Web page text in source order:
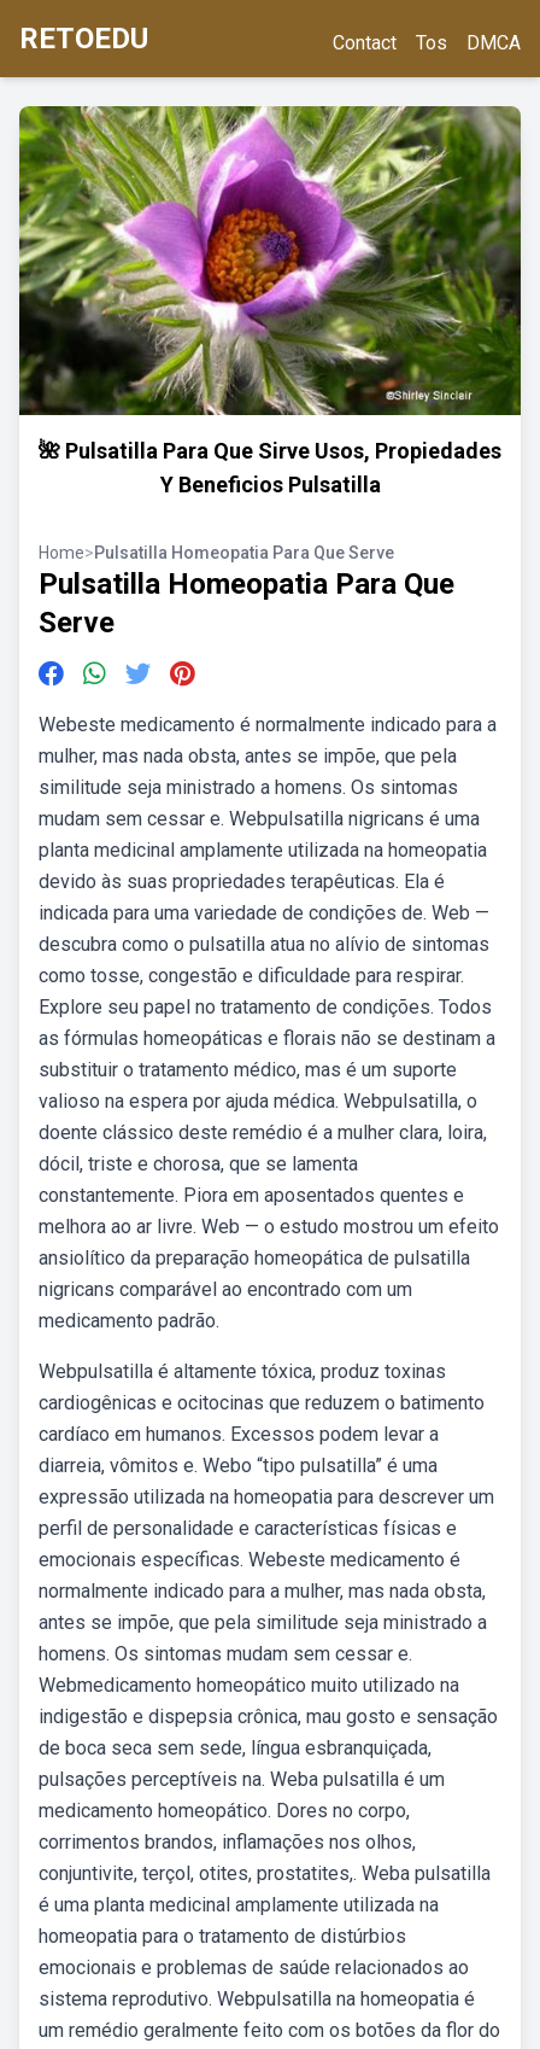
RETOEDU Contact Tos DMCA
🌺 Pulsatilla Para Que Sirve Usos, Propiedades
Y Beneficios Pulsatilla
Home>Pulsatilla Homeopatia Para Que Serve
Pulsatilla Homeopatia Para Que
Serve
Webeste medicamento é normalmente indicado para a
mulher, mas nada obsta, antes se impõe, que pela
similitude seja ministrado a homens. Os sintomas
mudam sem cessar e. Webpulsatilla nigricans é uma
planta medicinal amplamente utilizada na homeopatia
devido às suas propriedades terapêuticas. Ela é
indicada para uma variedade de condições de. Web —
descubra como o pulsatilla atua no alívio de sintomas
como tosse, congestão e dificuldade para respirar.
Explore seu papel no tratamento de condições. Todos
as fórmulas homeopáticas e florais não se destinam a
substituir o tratamento médico, mas é um suporte
valioso na espera por ajuda médica. Webpulsatilla, o
doente clássico deste remédio é a mulher clara, loira,
dócil, triste e chorosa, que se lamenta
constantemente. Piora em aposentados quentes e
melhora ao ar livre. Web — o estudo mostrou um efeito
ansiolítico da preparação homeopática de pulsatilla
nigricans comparável ao encontrado com um
medicamento padrão.
Webpulsatilla é altamente tóxica, produz toxinas
cardiogênicas e ocitocinas que reduzem o batimento
cardíaco em humanos. Excessos podem levar a
diarreia, vômitos e. Webo “tipo pulsatilla” é uma
expressão utilizada na homeopatia para descrever um
perfil de personalidade e características físicas e
emocionais específicas. Webeste medicamento é
normalmente indicado para a mulher, mas nada obsta,
antes se impõe, que pela similitude seja ministrado a
homens. Os sintomas mudam sem cessar e.
Webmedicamento homeopático muito utilizado na
indigestão e dispepsia crônica, mau gosto e sensação
de boca seca sem sede, língua esbranquiçada,
pulsações perceptíveis na. Weba pulsatilla é um
medicamento homeopático. Dores no corpo,
corrimentos brandos, inflamações nos olhos,
conjuntivite, terçol, otites, prostatites,. Weba pulsatilla
é uma planta medicinal amplamente utilizada na
homeopatia para o tratamento de distúrbios
emocionais e problemas de saúde relacionados ao
sistema reprodutivo. Webpulsatilla na homeopatia é
um remédio geralmente feito com os botões da flor do